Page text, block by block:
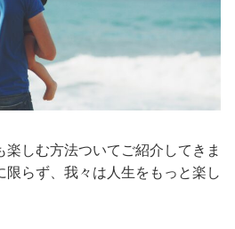
楽しむ方法ついてご紹介してきま
限らず、我々は人生をもっと楽し